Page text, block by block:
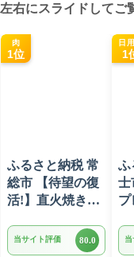
左右にスライドしてご
肉
1位
ふるさと納税 常
総市 【待望の復
活!】直火焼きハ
ラスソース 3kg
22個入り
当サイト評価 80.0
日
1
ふ
士
プ
ダ
日